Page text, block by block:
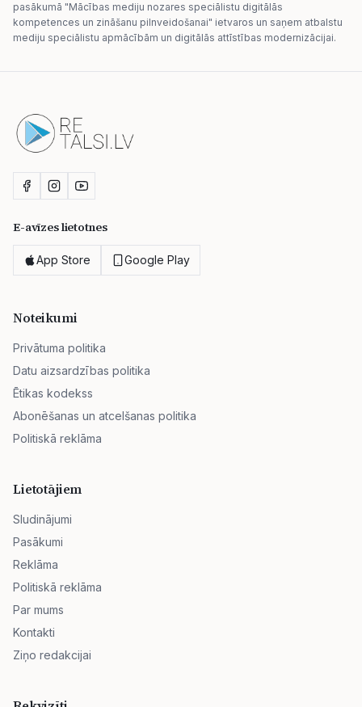
pasākumā "Mācības mediju nozares speciālistu digitālās
kompetences un zināšanu pilnveidošanai" ietvaros un saņem atbalstu
mediju speciālistu apmācībām un digitālās attīstības modernizācijai.
E-avīzes lietotnes
App Store Google Play
Noteikumi
Privātuma politika
Datu aizsardzības politika
Ētikas kodekss
Abonēšanas un atcelšanas politika
Politiskā reklāma
Lietotājiem
Sludinājumi
Pasākumi
Reklāma
Politiskā reklāma
Par mums
Kontakti
Ziņo redakcijai